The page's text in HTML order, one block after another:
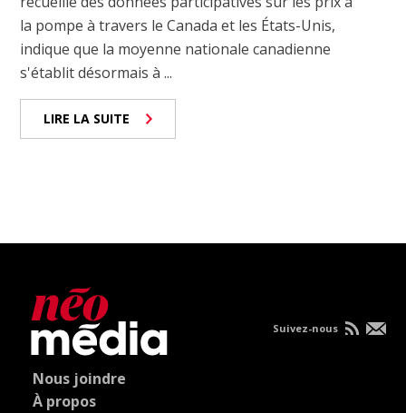
la pompe à travers le Canada et les États-Unis,
indique que la moyenne nationale canadienne
s'établit désormais à ...
LIRE LA SUITE
Nous joindre
À propos
Suivez-nous